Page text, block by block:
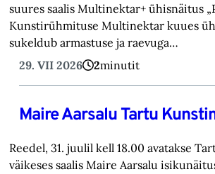
suures saalis Multinektar+ ühisnäitus
Kunstirühmituse Multinektar kuues
sukeldub armastuse ja raevuga…
29. VII 2026
2minutit
Maire Aarsalu Tartu
Reedel, 31. juulil kell 18.00 avatakse
väikeses saalis Maire Aarsalu